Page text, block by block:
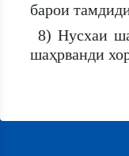
барои
8) Нусхаи
шаҳрванди